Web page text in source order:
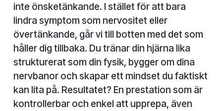
inte önsketänkande. I stället för att bara
lindra symptom som nervositet eller
övertänkande, går vi till botten med det som
håller dig tillbaka. Du tränar din hjärna lika
strukturerat som din fysik, bygger om dina
nervbanor och skapar ett mindset du faktiskt
kan lita på. Resultatet? En prestation som är
kontrollerbar och enkel att upprepa, även